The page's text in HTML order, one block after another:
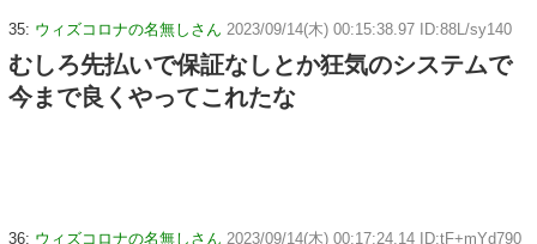
35: ウィズコロナの名無しさん 2023/09/14(木) 00:15:38.97 ID:88L/sy140
むしろ先払いで保証なしとか狂気のシステムで
今まで良くやってこれたな
36: ウィズコロナの名無しさん 2023/09/14(木) 00:17:24.14 ID:tF+mYd790